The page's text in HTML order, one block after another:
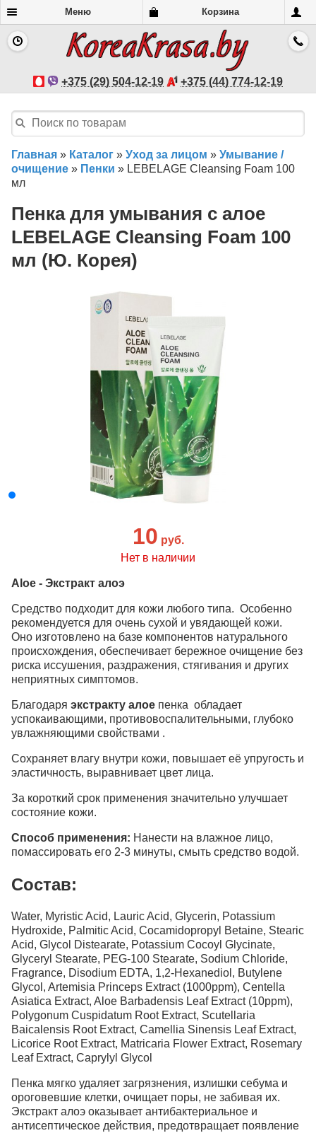
Меню Корзина
+375 (29) 504-12-19 +375 (44) 774-12-19
Главная » Каталог » Уход за лицом » Умывание /
очищение » Пенки » LEBELAGE Cleansing Foam 100
мл
Пенка для умывания c алое
LEBELAGE Cleansing Foam 100
мл (Ю. Корея)
10 руб.
Нет в наличии
Aloe - Экстракт алоэ
Средство подходит для кожи любого типа. Особенно
рекомендуется для очень сухой и увядающей кожи.
Оно изготовлено на базе компонентов натурального
происхождения, обеспечивает бережное очищение без
риска иссушения, раздражения, стягивания и других
неприятных симптомов.
Благодаря экстракту алое пенка обладает
успокаивающими, противовоспалительными, глубоко
увлажняющими свойствами .
Сохраняет влагу внутри кожи, повышает её упругость и
эластичность, выравнивает цвет лица.
За короткий срок применения значительно улучшает
состояние кожи.
Способ применения: Нанести на влажное лицо,
помассировать его 2-3 минуты, смыть средство водой.
Состав:
Water, Myristic Acid, Lauric Acid, Glycerin, Potassium
Hydroxide, Palmitic Acid, Cocamidopropyl Betaine, Stearic
Acid, Glycol Distearate, Potassium Cocoyl Glycinate,
Glyceryl Stearate, PEG-100 Stearate, Sodium Chloride,
Fragrance, Disodium EDTA, 1,2-Hexanediol, Butylene
Glycol, Artemisia Princeps Extract (1000ppm), Centella
Asiatica Extract, Aloe Barbadensis Leaf Extract (10ppm),
Polygonum Cuspidatum Root Extract, Scutellaria
Baicalensis Root Extract, Camellia Sinensis Leaf Extract,
Licorice Root Extract, Matricaria Flower Extract, Rosemary
Leaf Extract, Caprylyl Glycol
Пенка мягко удаляет загрязнения, излишки себума и
ороговевшие клетки, очищает поры, не забивая их.
Экстракт алоэ оказывает антибактериальное и
антисептическое действия, предотвращает появление